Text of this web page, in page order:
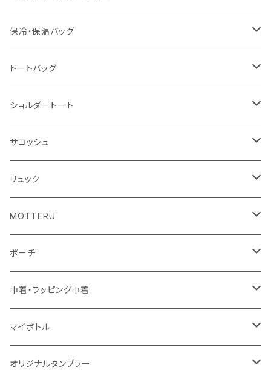
冷感タオル
ハンカチ
バッジ
ライティングスタンド
アクリル雑貨
ポンチョ
ポリエステル
フェアトレードコットン
ジュートコットン
キャンパス
不織布
コットン
保冷・保温バッグ
キャンパス
デニム
ポリエステル
不織布
トートバッグ
オーガニックコットン
シーチング
10oz
フェアトレードコットン
コットンリネン
ジュートコットン
再生ファブリック
コットン
5oz
シーチング
キャンパス
8oz
デニム・デニムライク
ショルダートート
オーガニックコットン
コットンリネン
再生ファブリック
5oz
10oz
コットン
シーチング
キャンパス
10oz
12oz
デニム
ポリエステル
サコッシュ
オーガニックコットン
フェアトレードコットン
ジュートコットン
再生ファブリック
5oz
コットン
5oz
キャンパス
リュック
コットン
5oz
デニム
ポリエステル
不織布
スウェット
MOTTERU
お買い物バッグ
ボトル
タンブラー
ランチグッズ
ポーチ
オーガニックコットン
フェアトレードコットン
再生ファブリック
巾着・ラッピング巾着
コットン
オーガニックコットン
マイボトル
ステンレスサーモ
オリジナルタンブラー